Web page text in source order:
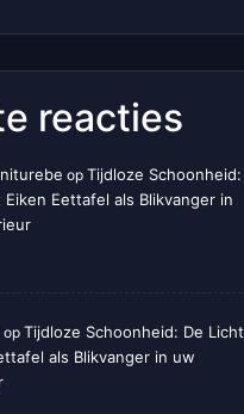
reacties
op Tijdloze Schoonheid:
Eiken Eettafel als Blikvanger in
op Tijdloze Schoonheid: De Licht
als Blikvanger in uw